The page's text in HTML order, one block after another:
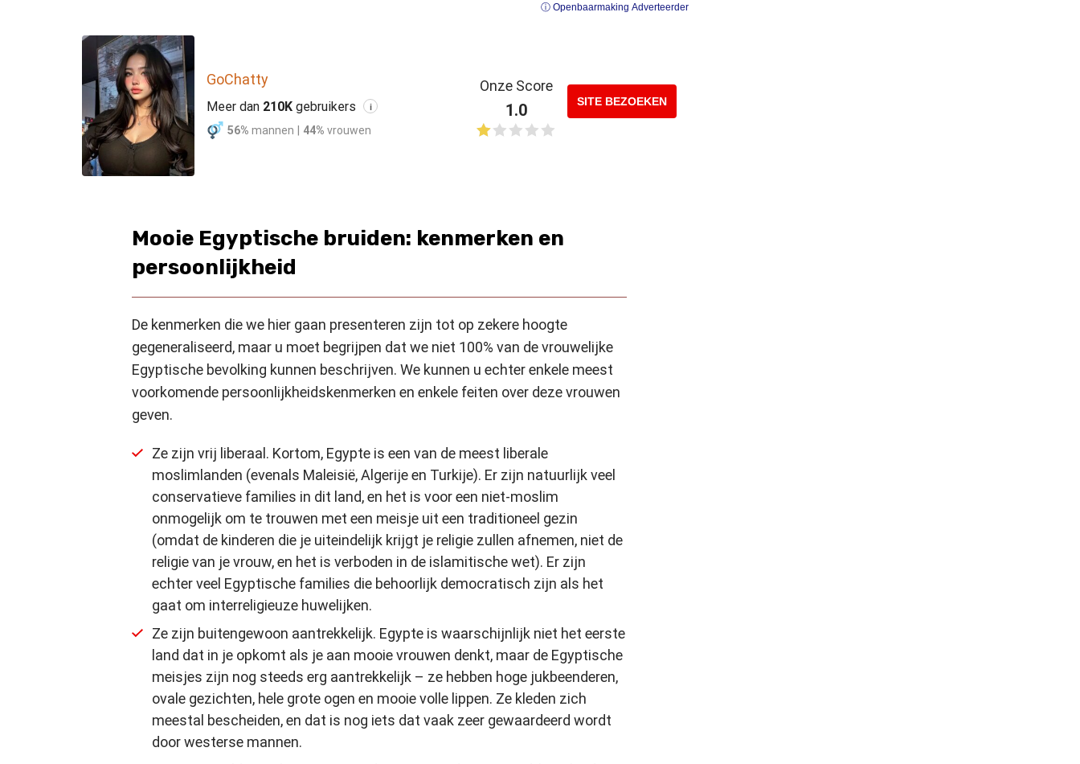
ⓘ Openbaarmaking Adverteerder
GoChatty
Meer dan 210K gebruikers i
56% mannen 44% vrouwen
Onze Score
1.0 SITE BEZOEKEN
Mooie Egyptische bruiden: kenmerken en
persoonlijkheid
De kenmerken die we hier gaan presenteren zijn tot op zekere hoogte
gegeneraliseerd, maar u moet begrijpen dat we niet 100% van de vrouwelijke
Egyptische bevolking kunnen beschrijven. We kunnen u echter enkele meest
voorkomende persoonlijkheidskenmerken en enkele feiten over deze vrouwen
geven.
Ze zijn vrij liberaal. Kortom, Egypte is een van de meest liberale
moslimlanden (evenals Maleisië, Algerije en Turkije). Er zijn natuurlijk veel
conservatieve families in dit land, en het is voor een niet-moslim
onmogelijk om te trouwen met een meisje uit een traditioneel gezin
(omdat de kinderen die je uiteindelijk krijgt je religie zullen afnemen, niet de
religie van je vrouw, en het is verboden in de islamitische wet). Er zijn
echter veel Egyptische families die behoorlijk democratisch zijn als het
gaat om interreligieuze huwelijken.
Ze zijn buitengewoon aantrekkelijk. Egypte is waarschijnlijk niet het eerste
land dat in je opkomt als je aan mooie vrouwen denkt, maar de Egyptische
meisjes zijn nog steeds erg aantrekkelijk – ze hebben hoge jukbeenderen,
ovale gezichten, hele grote ogen en mooie volle lippen. Ze kleden zich
meestal bescheiden, en dat is nog iets dat vaak zeer gewaardeerd wordt
door westerse mannen.